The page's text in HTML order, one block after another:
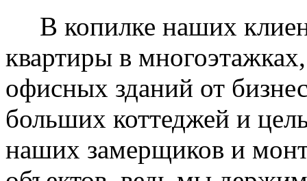
В копилке наших
квартиры в
офисных зданий от
больших коттеджей и
наших замерщиков и